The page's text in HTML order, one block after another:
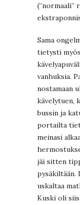
(”normaali”
Sama
tietysti
vanhuksia.
nostamaan
kävelytuen,
bussin ja
portailta
meinasi
jäi sitten
pysäkiltään.
uskaltaa
Kuski oli